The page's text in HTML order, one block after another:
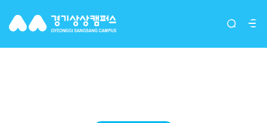
상상실험실 | 우드 책꽂이 만들